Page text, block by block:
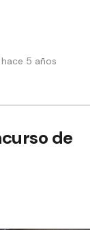
5 años
de